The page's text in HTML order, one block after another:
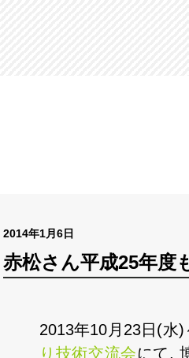
2014年1月6日
赤松さん平成25年度
2013年10月23日(水
り技術交流会にて,